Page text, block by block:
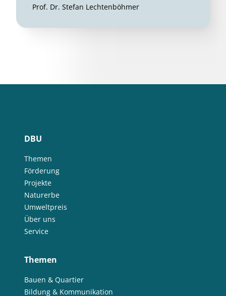
Prof. Dr. Stefan Lechtenböhmer
DBU
Themen
Förderung
Projekte
Naturerbe
Umweltpreis
Über uns
Service
Themen
Bauen & Quartier
Bildung & Kommunikation